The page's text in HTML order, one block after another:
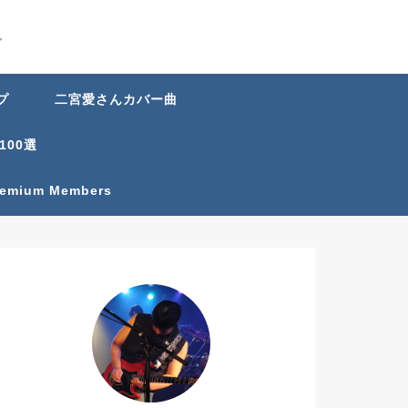
二宮愛さんカバー曲
選
Members